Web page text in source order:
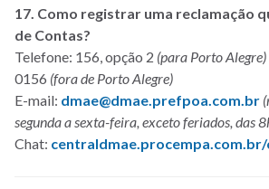
17. Como registrar uma reclamação
de Contas?
Telefone: 156, opção 2 (para Porto Alegre)
0156 (fora de Porto Alegre)
E-mail: dmae@dmae.prefpoa.com.br
segunda a sexta-feira, exceto feriados, das
Chat: